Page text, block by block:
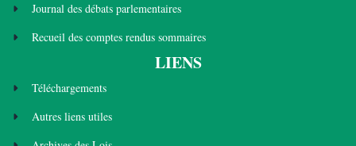
Journal des débats parlementaires
Recueil des comptes rendus sommaires
LIENS
Téléchargements
Autres liens utiles